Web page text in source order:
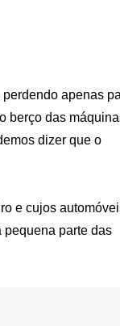
apenas
berço das
dizer que o
e cujos
pequena parte das